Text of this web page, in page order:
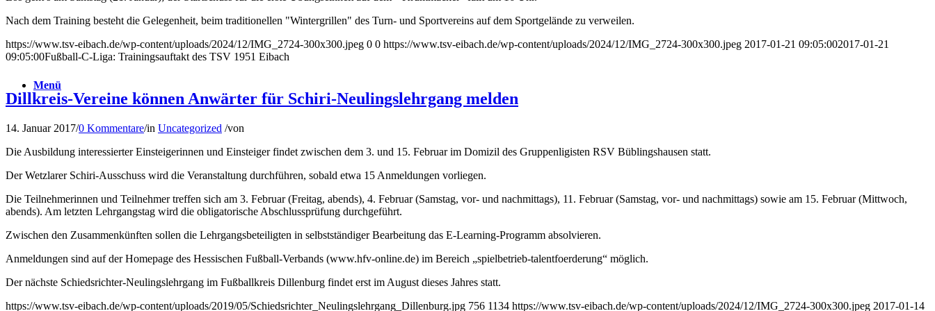
Menü
Nach dem Training besteht die Gelegenheit, beim traditionellen "Wintergrillen" des Turn- und Sportvereins auf dem Sportgelände zu verweilen.
https://www.tsv-eibach.de/wp-content/uploads/2024/12/IMG_2724-300x300.jpeg 0 0 https://www.tsv-eibach.de/wp-content/uploads/2024/12/IMG_2724-300x300.jpeg 2017-01-21 09:05:002017-01-21
09:05:00Fußball-C-Liga: Trainingsauftakt des TSV 1951 Eibach
Dillkreis-Vereine können Anwärter für Schiri-Neulingslehrgang melden
14. Januar 2017/0 Kommentare/in Uncategorized /von
Die Ausbildung interessierter Einsteigerinnen und Einsteiger findet zwischen dem 3. und 15. Februar im Domizil des Gruppenligisten RSV Büblingshausen statt.
Der Wetzlarer Schiri-Ausschuss wird die Veranstaltung durchführen, sobald etwa 15 Anmeldungen vorliegen.
Die Teilnehmerinnen und Teilnehmer treffen sich am 3. Februar (Freitag, abends), 4. Februar (Samstag, vor- und nachmittags), 11. Februar (Samstag, vor- und nachmittags) sowie am 15. Februar (Mittwoch,
abends). Am letzten Lehrgangstag wird die obligatorische Abschlussprüfung durchgeführt.
Zwischen den Zusammenkünften sollen die Lehrgangsbeteiligten in selbstständiger Bearbeitung das E-Learning-Programm absolvieren.
Anmeldungen sind auf der Homepage des Hessischen Fußball-Verbands (www.hfv-online.de) im Bereich „spielbetrieb-talentfoerderung“ möglich.
Der nächste Schiedsrichter-Neulingslehrgang im Fußballkreis Dillenburg findet erst im August dieses Jahres statt.
https://www.tsv-eibach.de/wp-content/uploads/2019/05/Schiedsrichter_Neulingslehrgang_Dillenburg.jpg 756 1134 https://www.tsv-eibach.de/wp-content/uploads/2024/12/IMG_2724-300x300.jpeg 2017-01-14